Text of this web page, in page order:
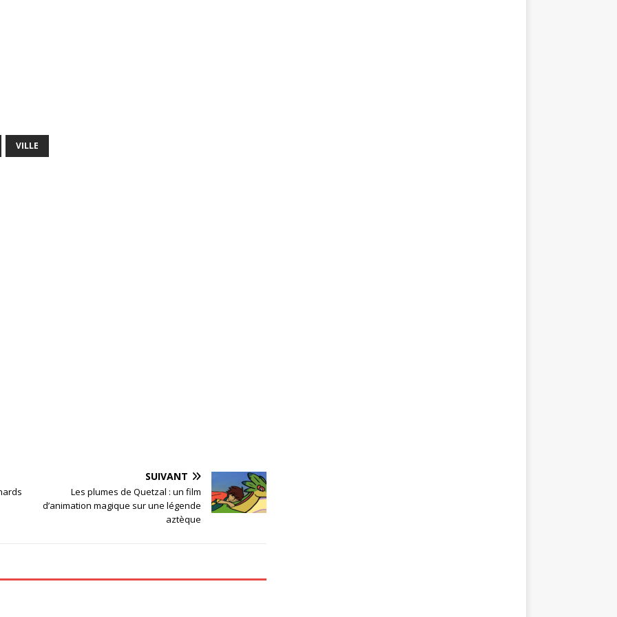
VILLE
SUIVANT
Les plumes de Quetzal : un film
d’animation magique sur une légende
aztèque